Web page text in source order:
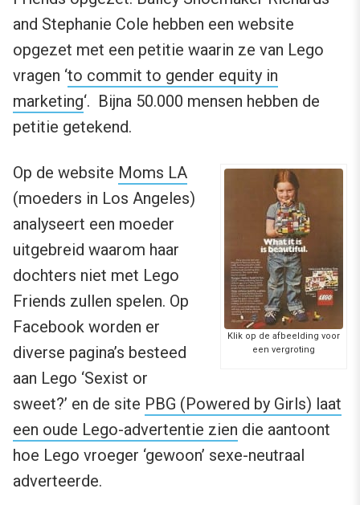
and Stephanie Cole hebben een website
opgezet met een petitie waarin ze van Lego
vragen ‘to commit to gender equity in
marketing‘. Bijna 50.000 mensen hebben de
petitie getekend.
Klik op de afbeelding voor
een vergroting
Op de website Moms LA
(moeders in Los Angeles)
analyseert een moeder
uitgebreid waarom haar
dochters niet met Lego
Friends zullen spelen. Op
Facebook worden er
diverse pagina’s besteed
aan Lego ‘Sexist or
sweet?’ en de site PBG (Powered by Girls) laat
een oude Lego-advertentie zien die aantoont
hoe Lego vroeger ‘gewoon’ sexe-neutraal
adverteerde.